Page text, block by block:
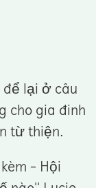
để lại ở câu
cho gia đinh
từ thiện.
- Hội